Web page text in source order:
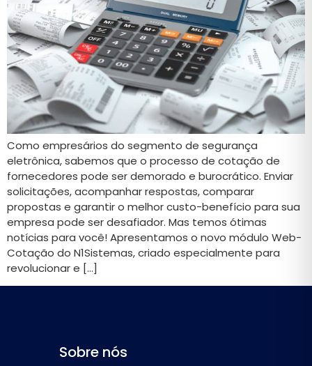
Como empresários do segmento de segurança
eletrônica, sabemos que o processo de cotação de
fornecedores pode ser demorado e burocrático. Enviar
solicitações, acompanhar respostas, comparar
propostas e garantir o melhor custo-benefício para sua
empresa pode ser desafiador. Mas temos ótimas
notícias para você! Apresentamos o novo módulo Web-
Cotação do N1Sistemas, criado especialmente para
revolucionar e […]
Sobre nós